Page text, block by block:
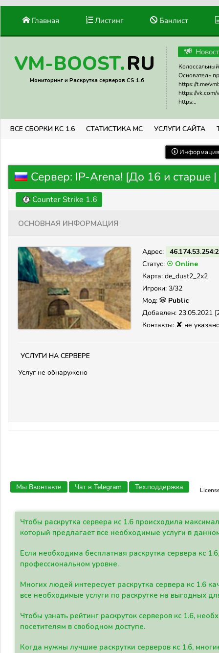
Главная Листинг Банлист
VM-BOOST.RU
Мониторинг и Раскрутка серверов CS 1.6
Основатель
https://t.me/
https://vk.com/
https:..
ВСЕ СБОРКИ КС 1.6 СТАТИСТИКА МС УСЛУГИ САЙТА
Сервер: IP-Arena! [До 16 и старше
Counter Strike 1.6
Основная информация
Адрес:
Статус: ☉ Online
Карта: de_dust2_2x2
Игроки: 3/32
Мод:
Public
Добавлен: 23.05.2021
Контакты: ✘ не
Услуги на сервере
Услуг не обнаружено
Мы Вконтакте Чат в Telegram Тех.поддержка
Чтобы раскрутка сервера кс 1.6 происходила
который предлагает все необходимые услуги в
Если необходима бесплатная раскрутка сервера кс
профессиональном уровне.
Многих людей интересует раскрутка сервера кс 1.6
все необходимые услуги по раскрутке на выгодных
Чтобы узнать рейтинг раскруток серверов кс 1.6,
посетителям в свободном доступе.
Когда нужны лучшие раскрутки серверов кс 1.6,